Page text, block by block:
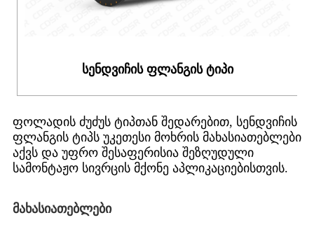
სენდვიჩის ფლანგის ტიპი
ფოლადის ძუძუს ტიპთან შედარებით, სენდვიჩის
ფლანგის ტიპს უკეთესი მოხრის მახასიათებლები
აქვს და უფრო შესაფერისია შეზღუდული
სამონტაჟო სივრცის მქონე აპლიკაციებისთვის.
მახასიათებლები